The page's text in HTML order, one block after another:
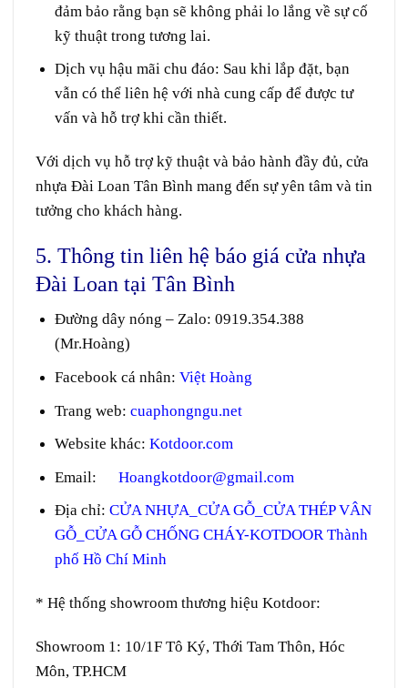
đảm bảo rằng bạn sẽ không phải lo lắng về sự cố
kỹ thuật trong tương lai.
Dịch vụ hậu mãi chu đáo: Sau khi lắp đặt, bạn
vẫn có thể liên hệ với nhà cung cấp để được tư
vấn và hỗ trợ khi cần thiết.
Với dịch vụ hỗ trợ kỹ thuật và bảo hành đầy đủ, cửa
nhựa Đài Loan Tân Bình mang đến sự yên tâm và tin
tưởng cho khách hàng.
5. Thông tin liên hệ báo giá cửa nhựa
Đài Loan tại Tân Bình
Đường dây nóng – Zalo: 0919.354.388
(Mr.Hoàng)
Facebook cá nhân: Việt Hoàng
Trang web: cuaphongngu.net
Website khác: Kotdoor.com
Email: Hoangkotdoor@gmail.com
Địa chỉ: CỬA NHỰA_CỬA GỖ_CỬA THÉP VÂN
GỖ_CỬA GỖ CHỐNG CHÁY-KOTDOOR Thành
phố Hồ Chí Minh
* Hệ thống showroom thương hiệu Kotdoor:
Showroom 1: 10/1F Tô Ký, Thới Tam Thôn, Hóc
Môn, TP.HCM